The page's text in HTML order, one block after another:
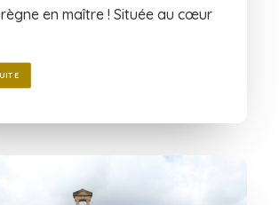
en maître ! Située au cœur